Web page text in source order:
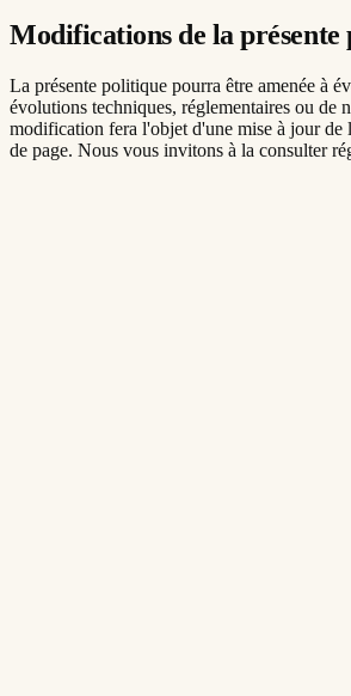
Modifications de la présente
La présente politique pourra être amenée à
évolutions techniques, réglementaires ou de
modification fera l'objet d'une mise à jour de
de page. Nous vous invitons à la consulter